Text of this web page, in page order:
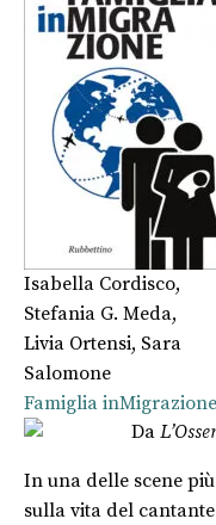
Isabella Cordisco,
Stefania G. Meda,
Livia Ortensi, Sara
Salomone
Famiglia inMigrazione
Da
In una delle scene
sulla vita del